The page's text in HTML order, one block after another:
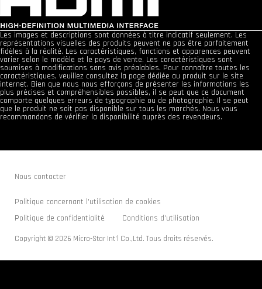
Les images et descriptions sont données à titre indicatif seulement. Les
représentations visuelles des produits peuvent ne pas être parfaitement
fidèles à la réalité. Les caractéristiques, fonctions et apparences peuvent
varier selon le modèle et le pays de vente. Les caractéristiques sont
soumises à modifications sans avis préalables. Pour connaître toutes les
caractéristiques, veuillez consultez la page dédiée au produit sur le site
internet. Bien que nous nous efforçons de présenter les informations les
plus précises et compréhensibles possibles, il se peut que ce document
comporte quelques erreurs de typographie ou de photographie. Il se peut
que le produit ne soit pas disponible sur tous les marchés. Nous vous
recommandons de vérifier la disponibilité auprès des revendeurs.
Copyright © 2026 Micro-Star Int'l Co.,Ltd. Tous droits réservés.
Politique concernant l'utilisation de cookies
Politique de confidentialité
Conditions d'utilisation
Nous contacter